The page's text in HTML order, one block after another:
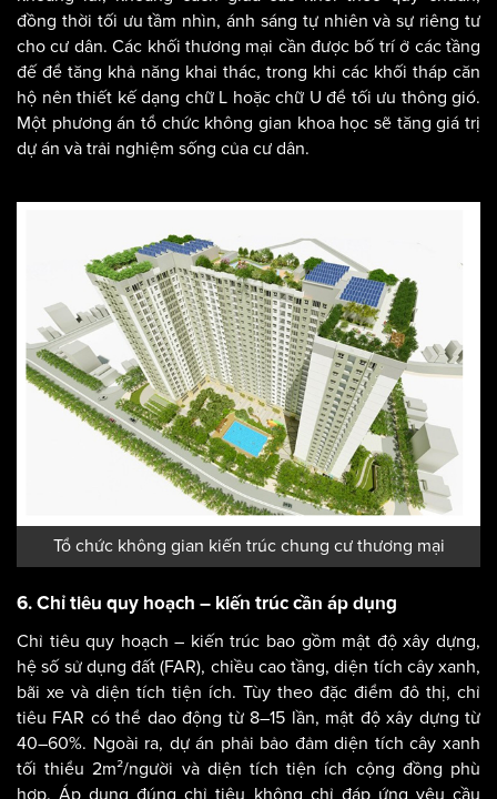
đồng thời tối ưu tầm nhìn, ánh sáng tự nhiên và sự riêng tư
cho cư dân. Các khối thương mại cần được bố trí ở các tầng
đế để tăng khả năng khai thác, trong khi các khối tháp căn
hộ nên thiết kế dạng chữ L hoặc chữ U để tối ưu thông gió.
Một phương án tổ chức không gian khoa học sẽ tăng giá trị
dự án và trải nghiệm sống của cư dân.
Tổ chức không gian kiến trúc chung cư thương mại
6. Chỉ tiêu quy hoạch – kiến trúc cần áp dụng
Chỉ tiêu quy hoạch – kiến trúc bao gồm mật độ xây dựng,
hệ số sử dụng đất (FAR), chiều cao tầng, diện tích cây xanh,
bãi xe và diện tích tiện ích. Tùy theo đặc điểm đô thị, chỉ
tiêu FAR có thể dao động từ 8–15 lần, mật độ xây dựng từ
40–60%. Ngoài ra, dự án phải bảo đảm diện tích cây xanh
tối thiểu 2m²/người và diện tích tiện ích cộng đồng phù